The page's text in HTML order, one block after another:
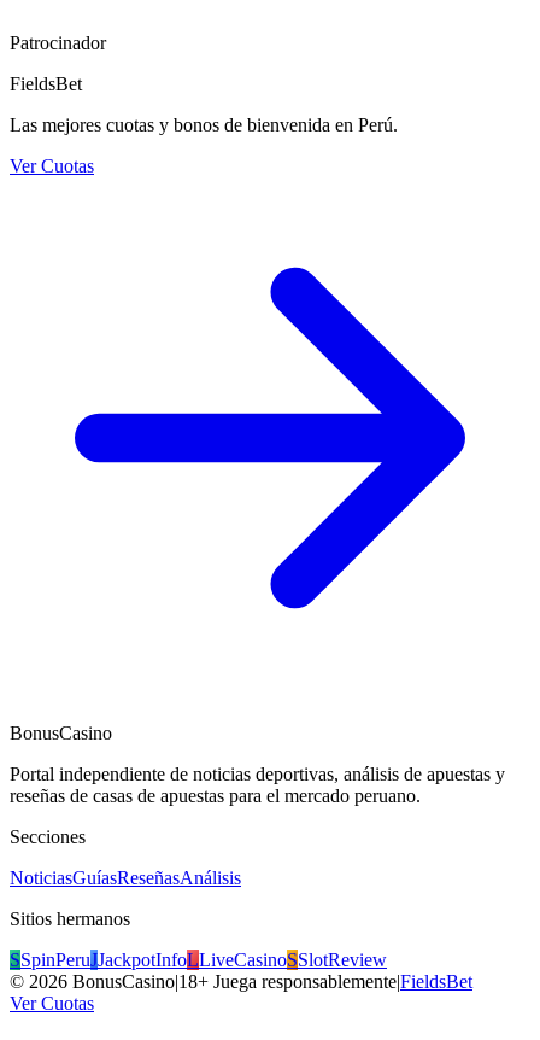
Patrocinador
FieldsBet
Las mejores cuotas y bonos de bienvenida en Perú.
Ver Cuotas
BonusCasino
Portal independiente de noticias deportivas, análisis de apuestas y
reseñas de casas de apuestas para el mercado peruano.
Secciones
NoticiasGuíasReseñasAnálisis
Sitios hermanos
SSpinPeruJJackpotInfoLLiveCasinoSSlotReview
© 2026 BonusCasino|18+ Juega responsablemente|FieldsBet
Ver Cuotas